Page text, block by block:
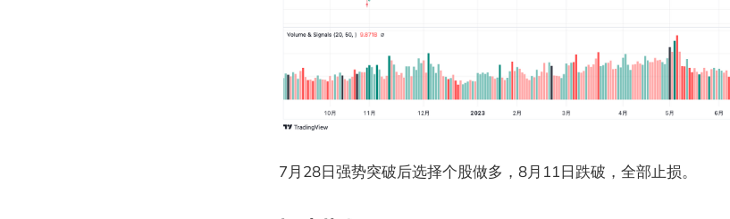
7月28日强势突破后选择个股做多，8月11日跌破，全部止损。